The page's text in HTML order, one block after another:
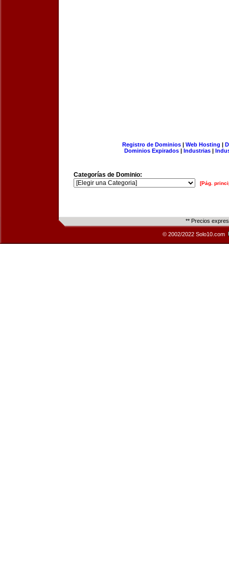
Registro de Dominios| Web Hosting |
Dominios Expirados | Industrias |
Categorías de Dominio:
[Pág.
** Precios
© 2002/2022 Solo10.com